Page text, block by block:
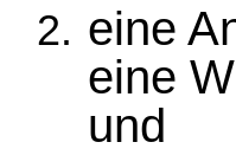
eine
eine
und